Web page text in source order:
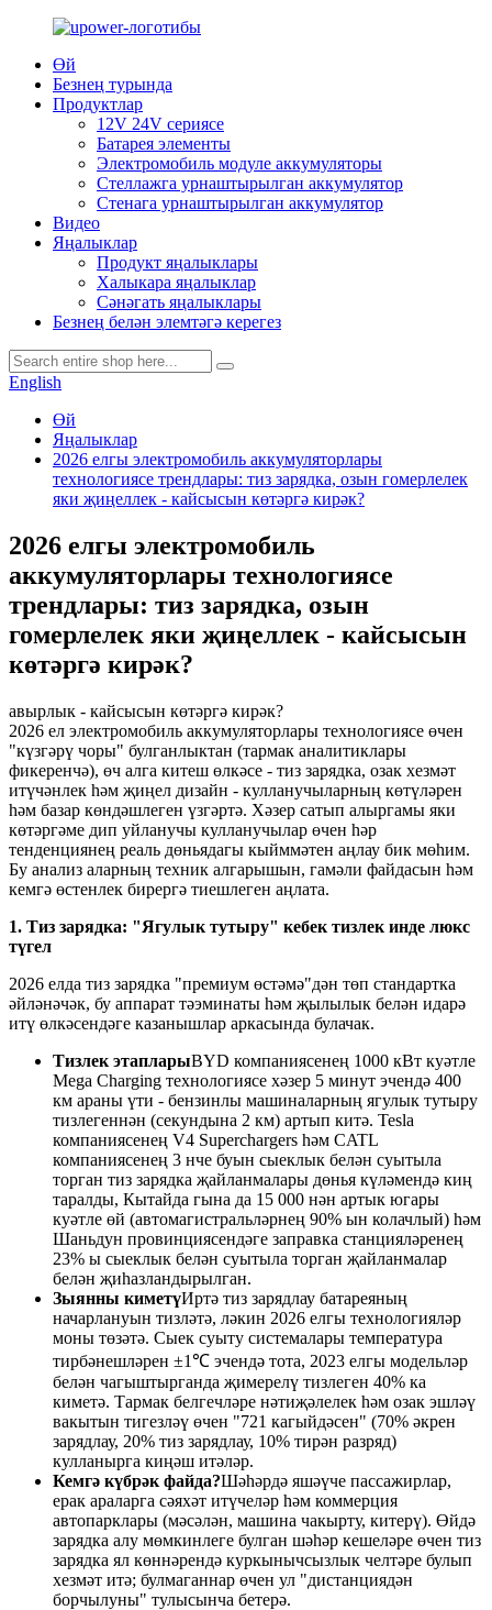
Өй
Безнең турында
Продуктлар
12V 24V сериясе
Батарея элементы
Электромобиль модуле аккумуляторы
Стеллажга урнаштырылган аккумулятор
Стенага урнаштырылган аккумулятор
Видео
Яңалыклар
Продукт яңалыклары
Халыкара яңалыклар
Сәнәгать яңалыклары
Безнең белән элемтәгә керегез
English
Өй
Яңалыклар
2026 елгы электромобиль аккумуляторлары
технологиясе трендлары: тиз зарядка, озын гомерлелек
яки җиңеллек - кайсысын көтәргә кирәк?
2026 елгы электромобиль
аккумуляторлары технологиясе
трендлары: тиз зарядка, озын
гомерлелек яки җиңеллек - кайсысын
көтәргә кирәк?
авырлык - кайсысын көтәргә кирәк?
2026 ел электромобиль аккумуляторлары технологиясе өчен
"күзгәрү чоры" булганлыктан (тармак аналитиклары
фикеренчә), өч алга китеш өлкәсе - тиз зарядка, озак хезмәт
итүчәнлек һәм җиңел дизайн - кулланучыларның көтүләрен
һәм базар көндәшлеген үзгәртә. Хәзер сатып алыргамы яки
көтәргәме дип уйланучы кулланучылар өчен һәр
тенденциянең реаль дөньядагы кыйммәтен аңлау бик мөһим.
Бу анализ аларның техник алгарышын, гамәли файдасын һәм
кемгә өстенлек бирергә тиешлеген аңлата.
1. Тиз зарядка: "Ягулык тутыру" кебек тизлек инде люкс
түгел
2026 елда тиз зарядка "премиум өстәмә"дән төп стандартка
әйләнәчәк, бу аппарат тәэминаты һәм җылылык белән идарә
итү өлкәсендәге казанышлар аркасында булачак.
Тизлек этапларыBYD компаниясенең 1000 кВт куәтле
Mega Charging технологиясе хәзер 5 минут эчендә 400
км араны үти - бензинлы машиналарның ягулык тутыру
тизлегеннән (секундына 2 км) артып китә. Tesla
компаниясенең V4 Superchargers һәм CATL
компаниясенең 3 нче буын сыеклык белән суытыла
торган тиз зарядка җайланмалары дөнья күләмендә киң
таралды, Кытайда гына да 15 000 нән артык югары
куәтле өй (автомагистральләрнең 90% ын колачлый) һәм
Шаньдун провинциясендәге заправка станцияләренең
23% ы сыеклык белән суытыла торган җайланмалар
белән җиһазландырылган.
Зыянны киметүИртә тиз зарядлау батареяның
начарлануын тизләтә, ләкин 2026 елгы технологияләр
моны төзәтә. Сыек суыту системалары температура
тирбәнешләрен ±1℃ эчендә тота, 2023 елгы модельләр
белән чагыштырганда җимерелү тизлеген 40% ка
киметә. Тармак белгечләре нәтиҗәлелек һәм озак эшләү
вакытын тигезләү өчен "721 кагыйдәсен" (70% әкрен
зарядлау, 20% тиз зарядлау, 10% тирән разряд)
кулланырга киңәш итәләр.
Кемгә күбрәк файда?Шәһәрдә яшәүче пассажирлар,
ерак араларга сәяхәт итүчеләр һәм коммерция
автопарклары (мәсәлән, машина чакырту, китерү). Өйдә
зарядка алу мөмкинлеге булган шәһәр кешеләре өчен тиз
зарядка ял көннәрендә куркынычсызлык челтәре булып
хезмәт итә; булмаганнар өчен ул "дистанциядән
борчылуны" тулысынча бетерә.